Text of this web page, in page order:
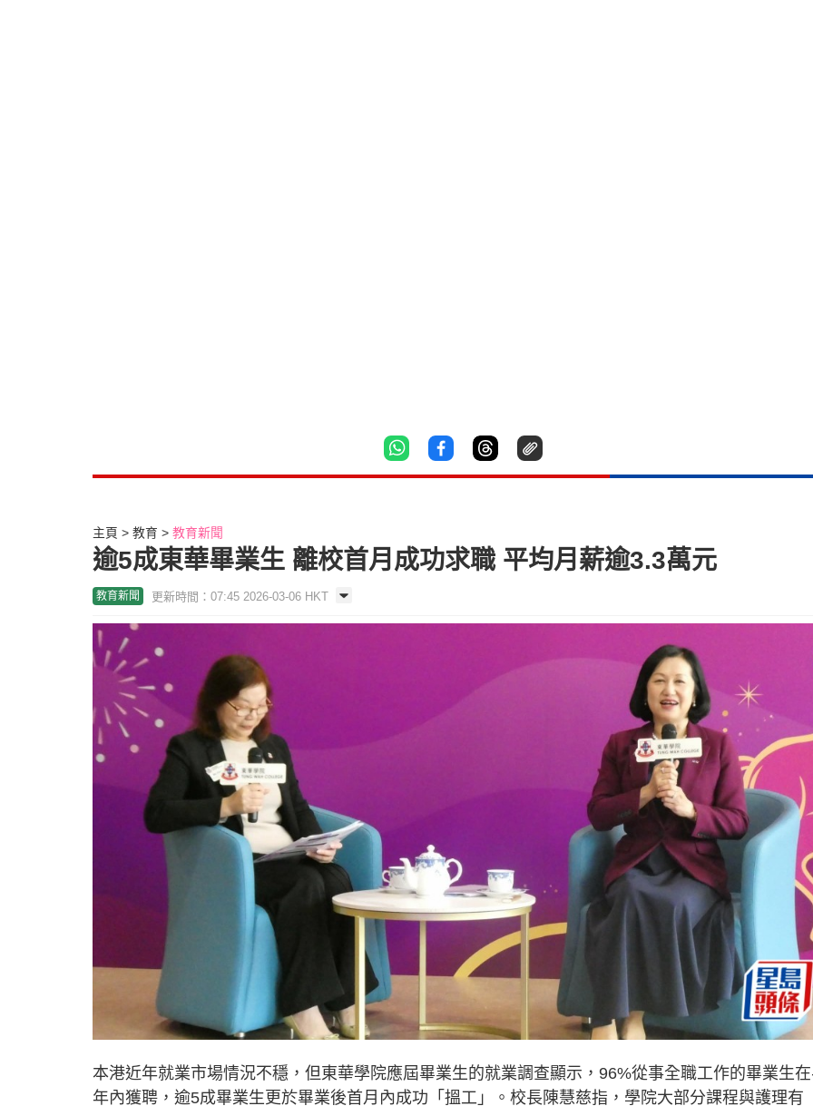
主頁 教育 教育新聞
逾5成東華畢業生 離校首月成功求職 平均月薪逾3.3萬元
教育新聞 更新時間：07:45 2026-03-06 HKT
本港近年就業市場情況不穩，但東華學院應屆畢業生的就業調查顯示，96%從事全職工作的畢業生
年內獲聘，逾5成畢業生更於畢業後首月內成功「搵工」。校長陳慧慈指，學院大部分課程與護理有